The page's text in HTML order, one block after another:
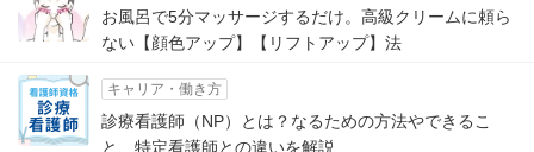
お風呂で5分マッサージするだけ。高級クリームに頼ら
ない【顔色アップ】【リフトアップ】法
キャリア・働き方
診療看護師（NP）とは？なるための方法やできるこ
と、特定看護師との違いを解説